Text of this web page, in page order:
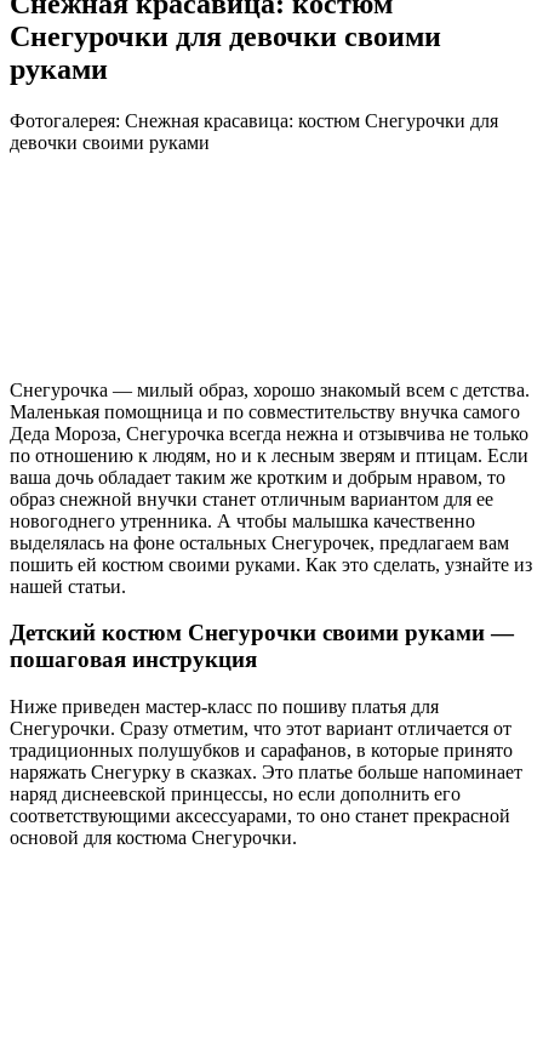
Снегурочки для девочки своими
руками
Фотогалерея: Снежная красавица: костюм Снегурочки для
девочки своими руками
Снегурочка — милый образ, хорошо знакомый всем с детства.
Маленькая помощница и по совместительству внучка самого
Деда Мороза, Снегурочка всегда нежна и отзывчива не только
по отношению к людям, но и к лесным зверям и птицам. Если
ваша дочь обладает таким же кротким и добрым нравом, то
образ снежной внучки станет отличным вариантом для ее
новогоднего утренника. А чтобы малышка качественно
выделялась на фоне остальных Снегурочек, предлагаем вам
пошить ей костюм своими руками. Как это сделать, узнайте из
нашей статьи.
Детский костюм Снегурочки своими руками —
пошаговая инструкция
Ниже приведен мастер-класс по пошиву платья для
Снегурочки. Сразу отметим, что этот вариант отличается от
традиционных полушубков и сарафанов, в которые принято
наряжать Снегурку в сказках. Это платье больше напоминает
наряд диснеевской принцессы, но если дополнить его
соответствующими аксессуарами, то оно станет прекрасной
основой для костюма Снегурочки.